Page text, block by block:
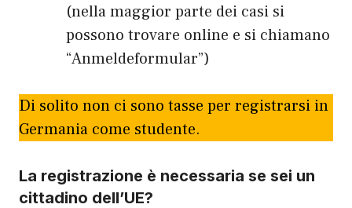
(nella maggior parte dei casi si
possono trovare online e si chiamano
“Anmeldeformular”)
Di solito non ci sono tasse per registrarsi in
Germania come studente.
La registrazione è necessaria se sei un
cittadino dell’UE?